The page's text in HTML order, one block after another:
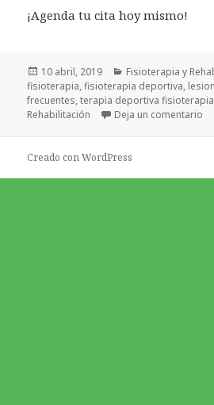
¡Agenda tu cita hoy mismo!
Publicado
el
10 abril, 2019 Categorías
Fisioterapia y
fisioterapia,fisioterapia deportiva,
frecuentes,terapia deportiva fisioterapia
Rehabilitación
Deja un comentario
Creado con WordPress